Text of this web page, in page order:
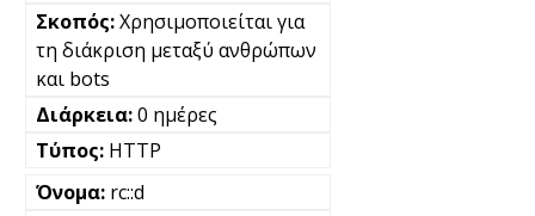
Χρησιμοποιείται για
τη διάκριση μεταξύ ανθρώπων
και bots
0 ημέρες
HTTP
rc::d